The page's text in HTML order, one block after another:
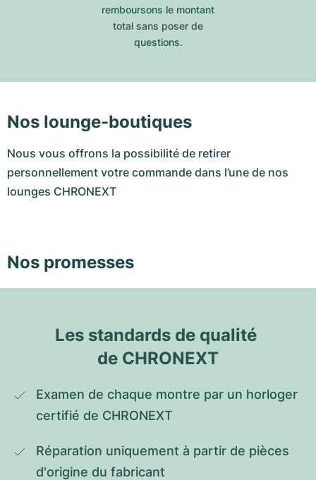
remboursons le montant
total sans poser de
questions.
Nos lounge-boutiques
Nous vous offrons la possibilité de retirer
personnellement votre commande dans l’une de nos
lounges CHRONEXT
Nos promesses
Les standards de qualité
de CHRONEXT
Examen de chaque montre par un horloger
certifié de CHRONEXT
Réparation uniquement à partir de pièces
d'origine du fabricant